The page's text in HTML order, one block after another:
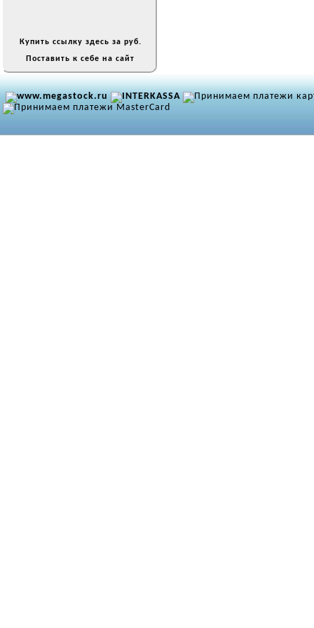
Купить ссылку здесь за руб.
Поставить к себе на сайт